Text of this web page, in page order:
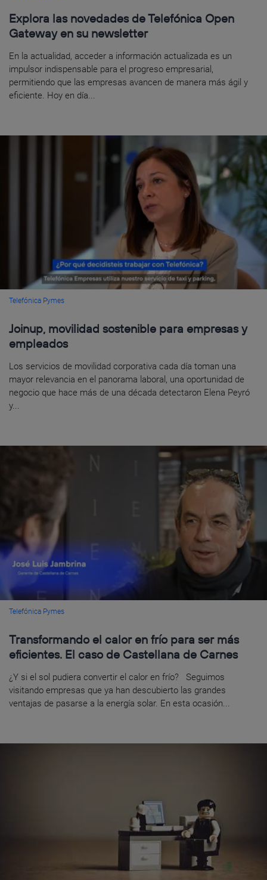
Explora las novedades de Telefónica Open
Gateway en su newsletter
En la actualidad, acceder a información actualizada es un
impulsor indispensable para el progreso empresarial,
permitiendo que las empresas avancen de manera más ágil y
eficiente. Hoy en día...
Telefónica Pymes
Joinup, movilidad sostenible para empresas y
empleados
Los servicios de movilidad corporativa cada día toman una
mayor relevancia en el panorama laboral, una oportunidad de
negocio que hace más de una década detectaron Elena Peyró
y...
Telefónica Pymes
Transformando el calor en frío para ser más
eficientes. El caso de Castellana de Carnes
¿Y si el sol pudiera convertir el calor en frío? Seguimos
visitando empresas que ya han descubierto las grandes
ventajas de pasarse a la energía solar. En esta ocasión...